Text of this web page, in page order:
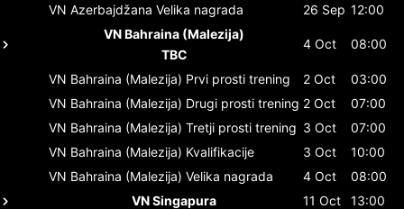
VN Azerbajdžana Velika nagrada 26 Sep 12:00
VN Bahraina (Malezija)
TBC
4 Oct 08:00
VN Bahraina (Malezija) Prvi prosti trening 2 Oct
03:00
VN Bahraina (Malezija) Drugi prosti trening 2 Oct
07:00
VN Bahraina (Malezija) Tretji prosti trening 3 Oct
07:00
VN Bahraina (Malezija) Kvalifikacije 3 Oct
10:00
VN Bahraina (Malezija) Velika nagrada 4 Oct
08:00
VN Singapura
11 Oct
13:00